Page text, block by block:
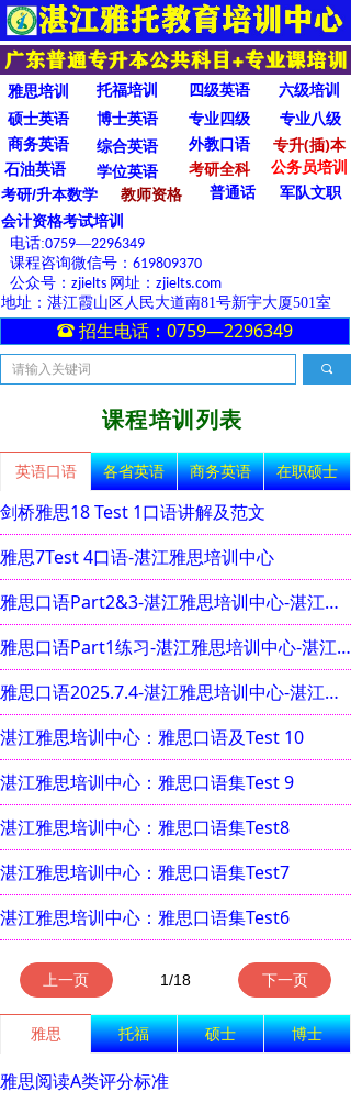
雅思培训
硕士英语
商务英语
博士英语
托福培训
综合英语
专业四级
四级英语
外教口语
专业八级
六级培训
专升(插)本
石油英语
끠
学位英语 公务员培训
뀰 招生电话：0759—2296349
电话:0759—2296349
课程咨询微信号： 619809370
公众号： zjielts 网址： zjielts.com
地址：湛江霞山区人民大道南81号新宇大厦501室
考研全科
教师资格
普通话 军队文职
考研/升本数学
会计资格考试培训
英语口语 各省英语 商务英语 在职硕士
剑桥雅思18 Test 1口语讲解及范文
雅思7Test 4口语-湛江雅思培训中心
雅思口语Part2&3-湛江雅思培训中心-湛江雅托教育培训中心
雅思口语Part1练习-湛江雅思培训中心-湛江雅托教育培训中心
雅思口语2025.7.4-湛江雅思培训中心-湛江雅托教育培训中心
湛江雅思培训中心：雅思口语及Test 10
湛江雅思培训中心：雅思口语集Test 9
湛江雅思培训中心：雅思口语集Test8
湛江雅思培训中心：雅思口语集Test7
湛江雅思培训中心：雅思口语集Test6
上一页 下一页
1/18
雅思 托福 硕士 博士
雅思阅读A类评分标准
课程培训列表